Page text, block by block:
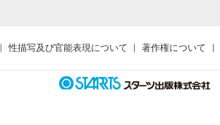
性描写及び官能表現について 著作権について